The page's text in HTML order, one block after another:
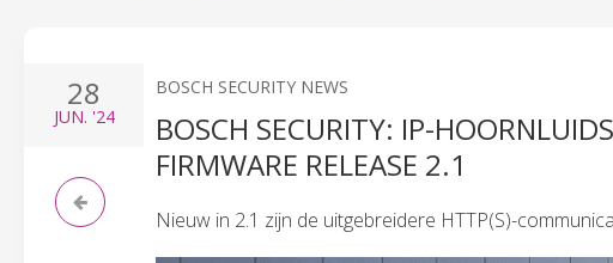
28
JUN. '24
BOSCH SECURITY NEWS
BOSCH SECURITY: IP-
FIRMWARE RELEASE 2.1
Nieuw in 2.1 zijn de uitgebreidere HTTP(S)-